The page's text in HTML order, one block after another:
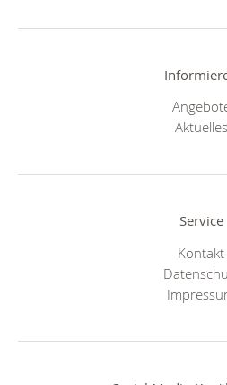
Aktuelles
Service
Kontakt